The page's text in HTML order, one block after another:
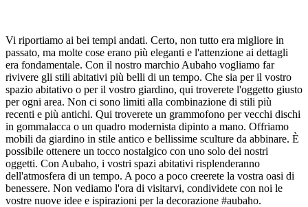
Vi riportiamo ai bei tempi andati. Certo, non tutto era migliore in
passato, ma molte cose erano più eleganti e l'attenzione ai dettagli
era fondamentale. Con il nostro marchio Aubaho vogliamo far
rivivere gli stili abitativi più belli di un tempo. Che sia per il vostro
spazio abitativo o per il vostro giardino, qui troverete l'oggetto giusto
per ogni area. Non ci sono limiti alla combinazione di stili più
recenti e più antichi. Qui troverete un grammofono per vecchi dischi
in gommalacca o un quadro modernista dipinto a mano. Offriamo
mobili da giardino in stile antico e bellissime sculture da abbinare. È
possibile ottenere un tocco nostalgico con uno solo dei nostri
oggetti. Con Aubaho, i vostri spazi abitativi risplenderanno
dell'atmosfera di un tempo. A poco a poco creerete la vostra oasi di
benessere. Non vediamo l'ora di visitarvi, condividete con noi le
vostre nuove idee e ispirazioni per la decorazione #aubaho.